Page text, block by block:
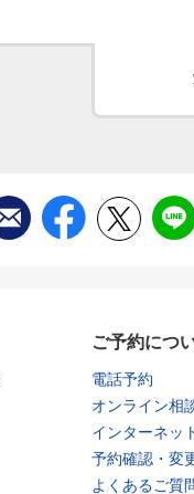
ご予約につ
電話予約
オンライン相
インターネッ
予約確認・変
よくあるご質